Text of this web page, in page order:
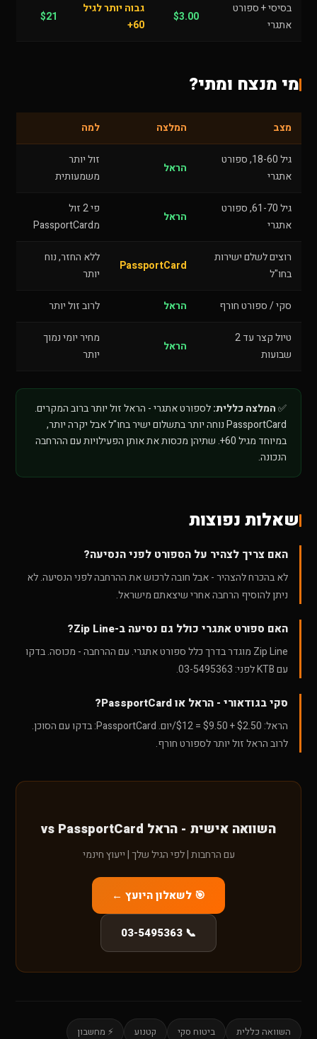
בסיסי + ספורט
אתגרי
$3.00
גבוה יותר לגיל
60+
$21
מי מנצח ומתי?
מצב המלצה למה
גיל 18-60, ספורט
אתגרי
הראל
זול יותר
משמעותית
גיל 61-70, ספורט
אתגרי
הראל
פי 2 זול
מPassportCard
רוצים לשלם ישירות
בחו"ל
PassportCard
ללא החזר, נוח
יותר
סקי / ספורט חורף הראל לרוב זול יותר
טיול קצר עד 2
שבועות
הראל
מחיר יומי נמוך
יותר
✅המלצה כללית:לספורט אתגרי - הראל זול יותר ברוב המקרים.
PassportCard נוחה יותר בתשלום ישיר בחו"ל אבל יקרה יותר,
במיוחד מגיל 60+. שתיהן מכסות את אותן הפעילויות עם ההרחבה
הנכונה.
שאלות נפוצות
האם צריך לצהיר על הספורט לפני הנסיעה?
לא בהכרח להצהיר - אבל חובה לרכוש את ההרחבה לפני הנסיעה. לא
ניתן להוסיף הרחבה אחרי שיצאתם מישראל.
האם ספורט אתגרי כולל גם נסיעה ב-Zip Line?
Zip Line מוגדר בדרך כלל ספורט אתגרי. עם ההרחבה - מכוסה. בדקו
עם KTB לפני: 03-5495363.
סקי בגודאורי - הראל או PassportCard?
הראל: $2.50 + $9.50 = $12/יום. PassportCard: בדקו עם הסוכן.
לרוב הראל זול יותר לספורט חורף.
השוואה אישית - הראל vs PassportCard
עם הרחבות | לפי הגיל שלך | ייעוץ חינמי
🎯 לשאלון היועץ ←
📞 03-5495363
השוואה כללית ביטוח סקי קטנוע ⚡ מחשבון